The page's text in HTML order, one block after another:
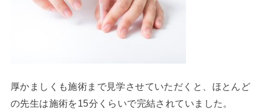
厚かましくも施術まで見学させていただくと、ほとんど
の先生は施術を15分くらいで完結されていました。